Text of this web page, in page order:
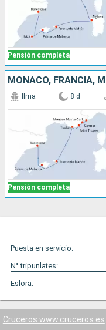
Pensión completa
Pensión completa
Ilma 8 d
Puesta en servicio:
N° tripunlates:
Eslora:
Cruceros www.cruceros.es